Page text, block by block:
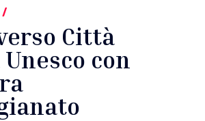
/
Città
con